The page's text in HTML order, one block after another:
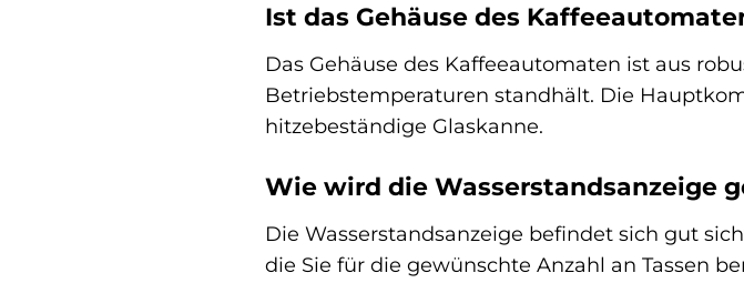
Ist das Gehäuse des
Das Gehäuse des Kaffeeautomaten ist aus
Betriebstemperaturen standhält. Die
hitzebeständige Glaskanne.
Wie wird die Wasserstandsanzeige
Die Wasserstandsanzeige befindet sich gut
die Sie für die gewünschte Anzahl an Tassen